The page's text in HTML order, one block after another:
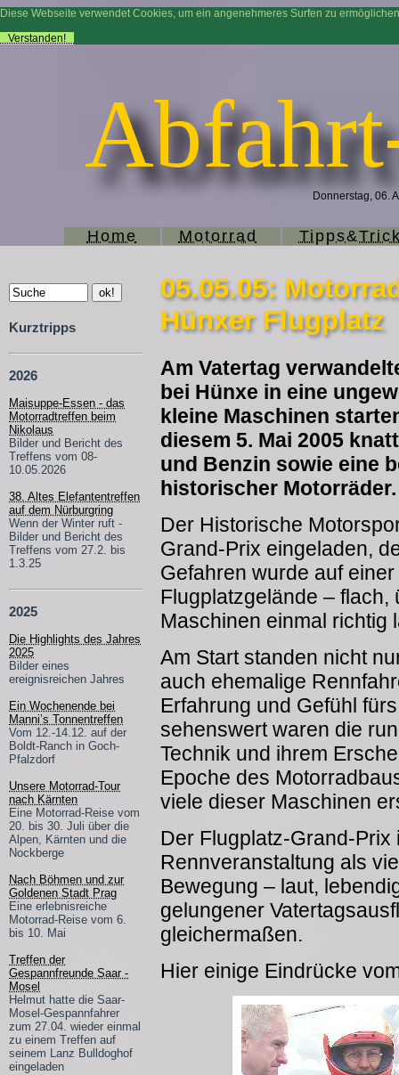
Diese Webseite verwendet Cookies, um ein angenehmeres Surfen zu
Verstanden!
Donnerstag, 06.
Home Motorrad
Kurztripps
2026
Maisuppe-Essen - das
Motorradtreffen beim
Nikolaus
Bilder und Bericht des
Treffens vom 08-
10.05.2026
38. Altes Elefantentreffen
auf dem Nürburgring
Wenn der Winter ruft -
Bilder und Bericht des
Treffens vom 27.2. bis
1.3.25
2025
Die Highlights des Jahres
2025
Bilder eines
ereignisreichen Jahres
Ein Wochenende bei
Manni’s Tonnentreffen
Vom 12.-14.12. auf der
Boldt-Ranch in Goch-
Pfalzdorf
Unsere Motorrad-Tour
nach Kärnten
Eine Motorrad-Reise vom
20. bis 30. Juli über die
Alpen, Kärnten und die
Nockberge
Nach Böhmen und zur
Goldenen Stadt Prag
Eine erlebnisreiche
Motorrad-Reise vom 6.
bis 10. Mai
Treffen der
Gespannfreunde Saar -
Mosel
Helmut hatte die Saar-
Mosel-Gespannfahrer
zum 27.04. wieder einmal
zu einem Treffen auf
seinem Lanz Bulldoghof
eingeladen
05.05.05:
Hünxer Flugplatz
Am Vatertag
bei Hünxe in eine
kleine Maschinen
diesem 5. Mai 2005
und Benzin sowie eine
historischer Motorräder.
Der Historische
Grand-Prix eingeladen,
Gefahren wurde auf
Flugplatzgelände – flach,
Maschinen einmal richtig
Am Start standen nicht
auch ehemalige
Erfahrung und Gefühl
sehenswert waren die
Technik und ihrem
Epoche des
viele dieser Maschinen
Der Flugplatz-Grand-
Rennveranstaltung als
Bewegung – laut,
gelungener
gleichermaßen.
Hier einige Eindrücke